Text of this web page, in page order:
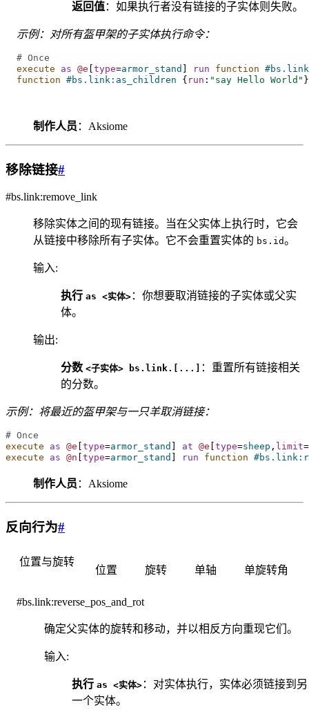
返回值：如果执行者没有链接的子实体则失败。
示例：对所有盔甲架的子实体执行命令：
# Once
execute
as @e type=armor_stand run function
function #bs.link:as_children { run : "say Hello World" }
制作人员 ：Aksiome
移除链接#
#bs.link:remove_link
移除实体之间的现有链接。当在父实体上执行时，它会
从链接中移除所有子实体。它不会重置实体的 bs.id。
输入:
执行 as <实体> ：你想要取消链接的子实体或父实
体。
输出:
分数 <子实体> bs.link.[...]
：重置所有链接相关
的分数。
示例：将最近的盔甲架与一只羊取消链接：
# Once
execute
as @e type=armor_stand at @e type=sheep , limit=
execute
as @n type=armor_stand run function
制作人员 ：Aksiome
反向行为#
位置与旋转
#bs.link:reverse_pos_and_rot
确定父实体的旋转和移动，并以相反方向重现它们。
输入:
执行 as <实体> ：对实体执行，实体必须链接到另
一个实体。
位置 旋转 单轴 单旋转角